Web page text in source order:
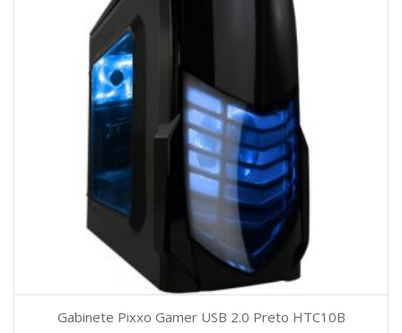
Gabinete Pixxo Gamer USB 2.0 Preto HTC10B